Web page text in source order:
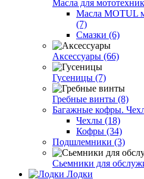
Масла для
Масла MOTUL
(7)
Смазки (6)
Аксессуары (66)
Гусеницы (7)
Гребные винты (8)
Багажные кофры.
Чехлы (18)
Кофры (34)
Подшлемники (3)
Сьемники для
Лодки